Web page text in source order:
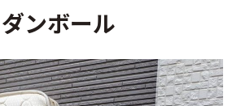
ダンボール